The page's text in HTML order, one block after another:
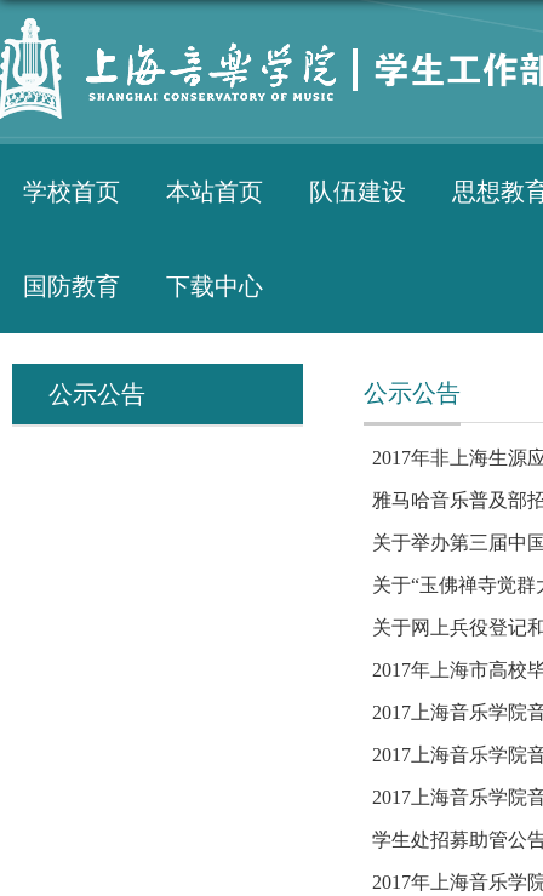
学校首页 本站首页 队伍建设 思想教
国防教育 下载中心
公示公告 公示公告
2017年非上海生源
雅马哈音乐普及部
关于举办第三届中
关于“玉佛禅寺觉
关于网上兵役登记
2017年上海市高校
2017上海音乐学院
2017上海音乐学院
2017上海音乐学院
学生处招募助管公
2017年上海音乐学